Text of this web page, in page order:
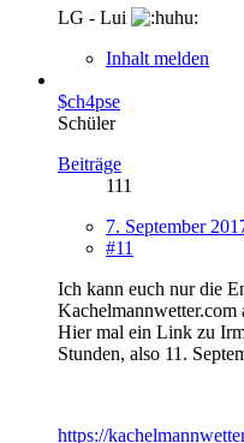
LG - Lui
Inhalt melden
$ch4pse
Schüler
Beiträge
111
7. September
#11
Ich kann euch nur die
Kachelmannwetter.com
Hier mal ein Link zu
Stunden, also 11.
https://